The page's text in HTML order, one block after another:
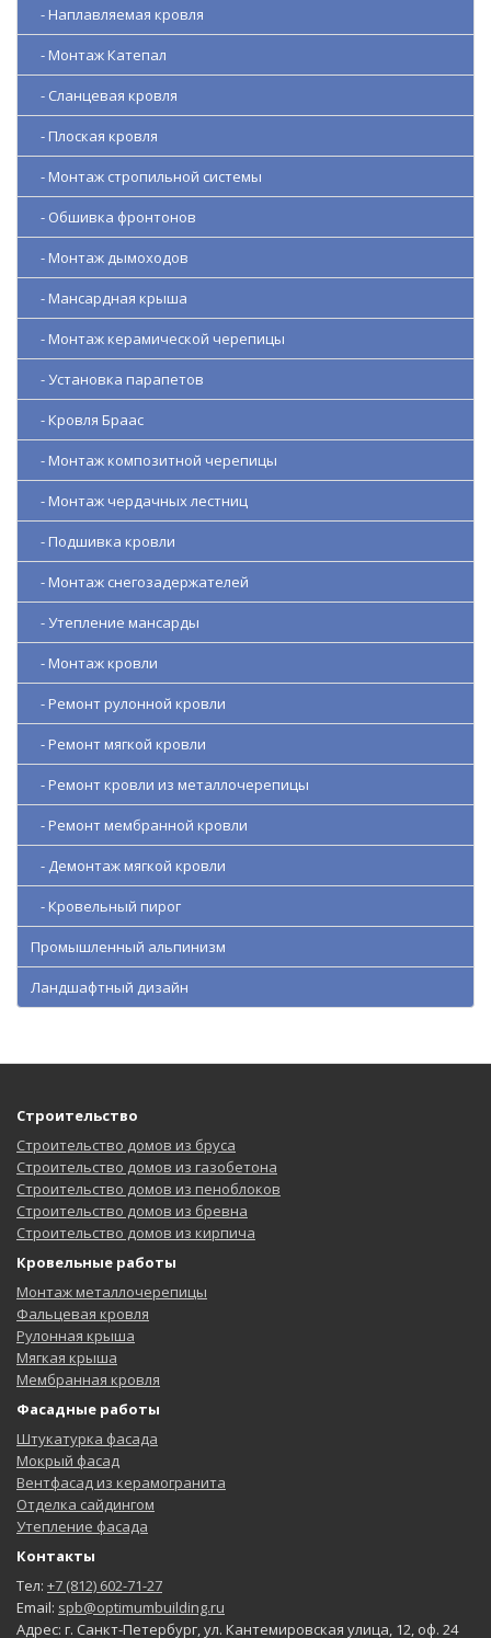
- Наплавляемая кровля
- Монтаж Катепал
- Сланцевая кровля
- Плоская кровля
- Монтаж стропильной системы
- Обшивка фронтонов
- Монтаж дымоходов
- Мансардная крыша
- Монтаж керамической черепицы
- Установка парапетов
- Кровля Браас
- Монтаж композитной черепицы
- Монтаж чердачных лестниц
- Подшивка кровли
- Монтаж снегозадержателей
- Утепление мансарды
- Монтаж кровли
- Ремонт рулонной кровли
- Ремонт мягкой кровли
- Ремонт кровли из металлочерепицы
- Ремонт мембранной кровли
- Демонтаж мягкой кровли
- Кровельный пирог
Промышленный альпинизм
Ландшафтный дизайн
Строительство
Строительство домов из бруса
Строительство домов из газобетона
Строительство домов из пеноблоков
Строительство домов из бревна
Строительство домов из кирпича
Кровельные работы
Монтаж металлочерепицы
Фальцевая кровля
Рулонная крыша
Мягкая крыша
Мембранная кровля
Фасадные работы
Штукатурка фасада
Мокрый фасад
Вентфасад из керамогранита
Отделка сайдингом
Утепление фасада
Контакты
Тел: +7 (812) 602-71-27
Email: spb@optimumbuilding.ru
Адрес: г. Санкт-Петербург, ул. Кантемировская улица, 12, оф. 24